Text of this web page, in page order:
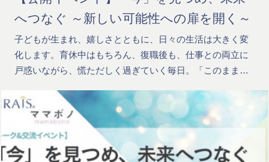
へつなぐ ～新しい可能性への扉を開く～
子どもが生まれ、嬉しさとともに、日々の生活は大きく変
化します。育休中はもちろん、復職後も、仕事との両立に
戸惑いながら、慌ただしく過ぎていく毎日。「このまま…